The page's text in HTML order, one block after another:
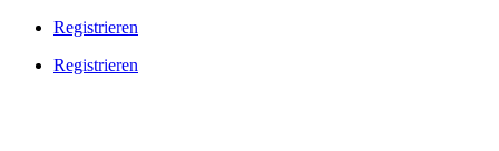
Registrieren
Registrieren